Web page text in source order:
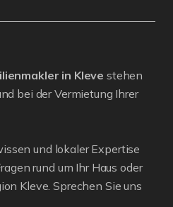
in Kleve stehen
bei der Vermietung Ihrer
und lokaler Expertise
rund um Ihr Haus oder
Kleve. Sprechen Sie uns